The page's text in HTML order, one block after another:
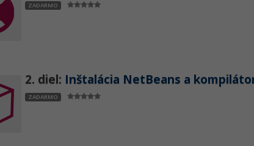
ZADARMO
2. diel: Inštalácia NetBeans a
ZADARMO